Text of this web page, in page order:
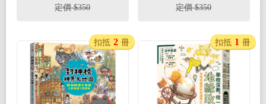
定價 $350
定價 $350
扣抵 2 冊 扣抵 1 冊